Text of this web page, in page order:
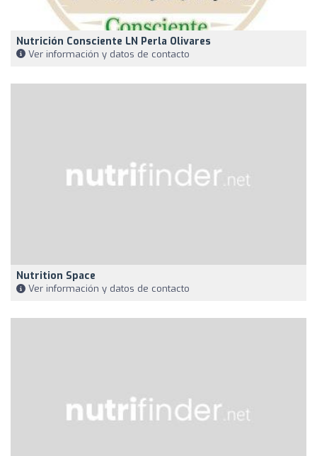
Nutrición Consciente LN Perla Olivares
Ver información y datos de contacto
Nutrition Space
Ver información y datos de contacto